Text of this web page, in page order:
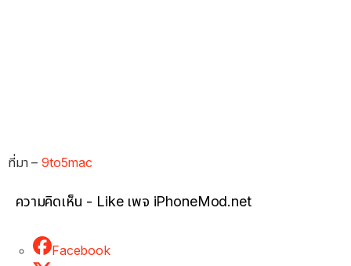
ที่มา –9to5mac
ความคิดเห็น - Like เพจ iPhoneMod.net
Facebook